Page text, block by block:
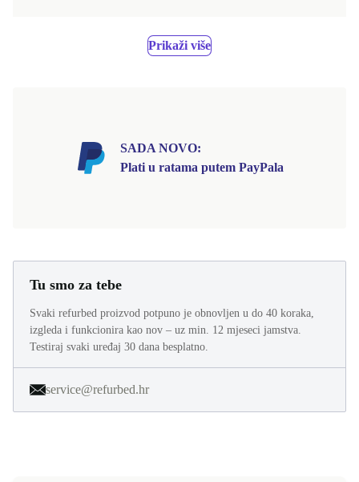
Prikaži više
SADA NOVO:
Plati u ratama putem PayPala
Tu smo za tebe
Svaki refurbed proizvod potpuno je obnovljen u do 40 koraka,
izgleda i funkcionira kao nov – uz min. 12 mjeseci jamstva.
Testiraj svaki uređaj 30 dana besplatno.
service@refurbed.hr